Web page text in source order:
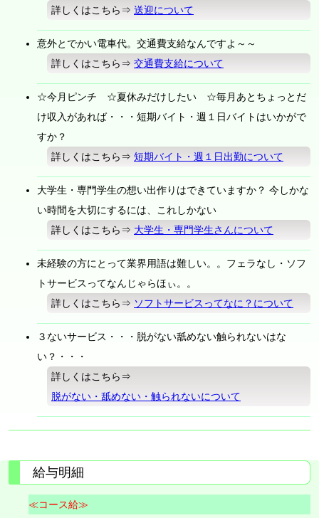
詳しくはこちら⇒送迎について
意外とでかい電車代。交通費支給なんですよ～～
詳しくはこちら⇒交通費支給について
☆今月ピンチ ☆夏休みだけしたい ☆毎月あとちょっとだ
け収入があれば・・・短期バイト・週１日バイトはいかがで
すか？
詳しくはこちら⇒短期バイト・週１日出勤について
大学生・専門学生の想い出作りはできていますか？ 今しかな
い時間を大切にするには、これしかない
詳しくはこちら⇒ 大学生・専門学生さんについて
未経験の方にとって業界用語は難しい。。フェラなし・ソフ
トサービスってなんじゃらほぃ。。
詳しくはこちら⇒ ソフトサービスってなに？について
３ないサービス・・・脱がない舐めない触られないはな
い？・・・
詳しくはこちら⇒
脱がない・舐めない・触られないについて
給与明細
≪コース給≫